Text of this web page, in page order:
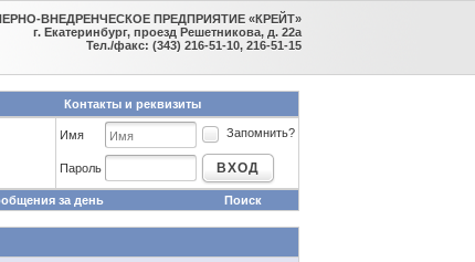
ВНЕДРЕНЧЕСКОЕ ПРЕДПРИЯТИЕ «КРЕЙТ»
г. Екатеринбург, проезд Решетникова, д. 22а
Тел./факс: (343) 216-51-10, 216-51-15
Контакты и реквизиты
Имя Запомнить?
Пароль ВХОД
за день Поиск